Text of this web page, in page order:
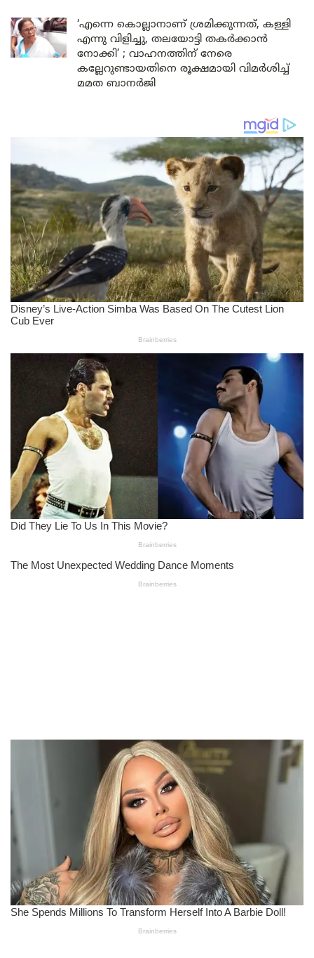
‘എന്നെ കൊല്ലാനാണ് ശ്രമിക്കുന്നത്, കള്ളി
എന്നു വിളിച്ചു, തലയോട്ടി തകർക്കാൻ
നോക്കി’ ; വാഹനത്തിന് നേരെ
കല്ലേറുണ്ടായതിനെ രൂക്ഷമായി വിമർശിച്ച്
മമത ബാനർജി